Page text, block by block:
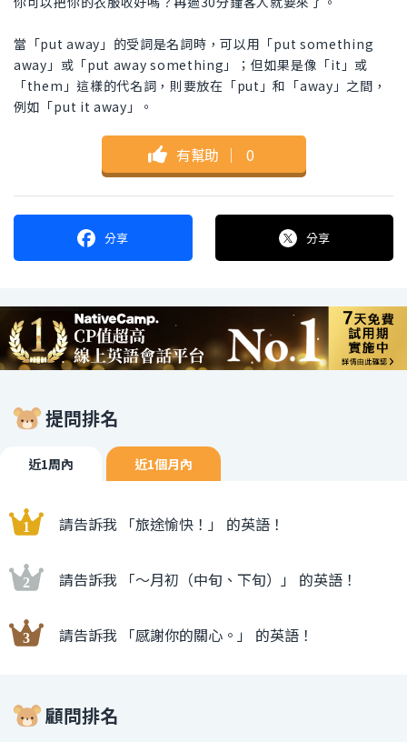
當「put away」的受詞是名詞時，可以用「put something
away」或「put away something」；但如果是像「it」或
「them」這樣的代名詞，則要放在「put」和「away」之間，
例如「put it away」。
有幫助 ｜ 0
分享 分享
提問排名
近1周內 近1個月內
請告訴我 「旅途愉快！」 的英語！
請告訴我 「〜月初（中旬、下旬）」 的英語！
請告訴我 「感謝你的關心。」 的英語！
顧問排名